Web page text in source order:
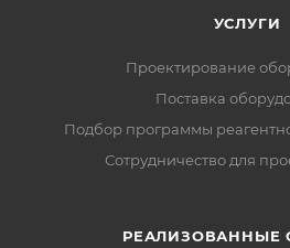
УСЛУГИ
Проектирование
Поставка
Подбор программы
Сотрудничество для
РЕАЛИЗОВАННЫЕ